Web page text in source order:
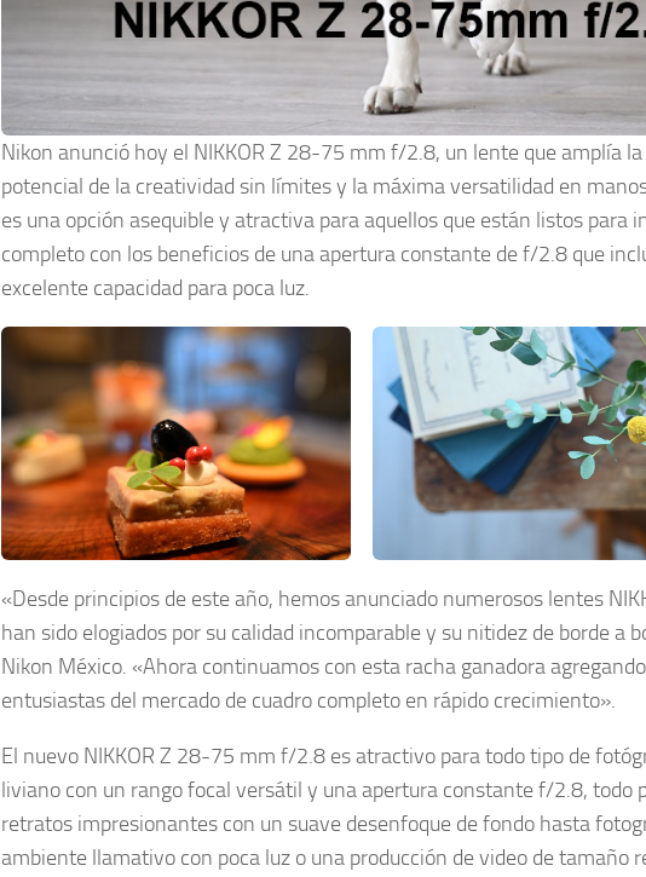
Nikon anunció hoy el NIKKOR Z 28-75 mm f/2.8, un lente que amplía
potencial de la creatividad sin límites y la máxima versatilidad en
es una opción asequible y atractiva para aquellos que están listos para
completo con los beneficios de una apertura constante de f/2.8 que
excelente capacidad para poca luz.
«Desde principios de este año, hemos anunciado numerosos lentes
han sido elogiados por su calidad incomparable y su nitidez de borde a
Nikon México. «Ahora continuamos con esta racha ganadora
entusiastas del mercado de cuadro completo en rápido crecimiento».
El nuevo NIKKOR Z 28-75 mm f/2.8 es atractivo para todo tipo de
liviano con un rango focal versátil y una apertura constante f/2.8, todo
retratos impresionantes con un suave desenfoque de fondo hasta
ambiente llamativo con poca luz o una producción de video de